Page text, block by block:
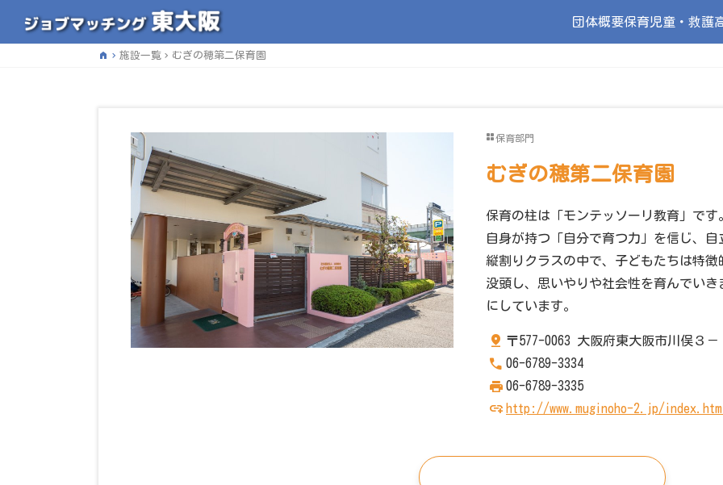
団体概要保育児童・救護
home 施設一覧 むぎの穂第二保育園
保育部門
むぎの穂第二保育園
保育の柱は「モンテッソーリ教育」で
自身が持つ「自分で育つ力」を信じ、
縦割りクラスの中で、子どもたちは特
没頭し、思いやりや社会性を育んでい
にしています。
〒577-0063 大阪府東大阪市川俣３－
06-6789-3334
06-6789-3335
http://www.muginoho-2.jp/